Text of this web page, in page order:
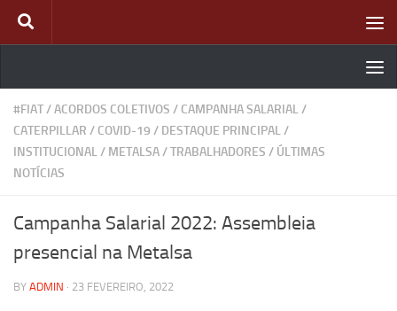
Skip to content
#FIAT/ACORDOS COLETIVOS / CAMPANHA SALARIAL/
CATERPILLAR / COVID-19 / DESTAQUE PRINCIPAL/
INSTITUCIONAL/ METALSA/TRABALHADORES / ÚLTIMAS
NOTÍCIAS
Campanha Salarial 2022: Assembleia
presencial na Metalsa
BY ADMIN · 23 FEVEREIRO, 2022